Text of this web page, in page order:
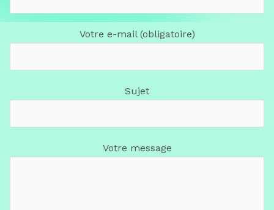
Votre e-mail (obligatoire)
Sujet
Votre message